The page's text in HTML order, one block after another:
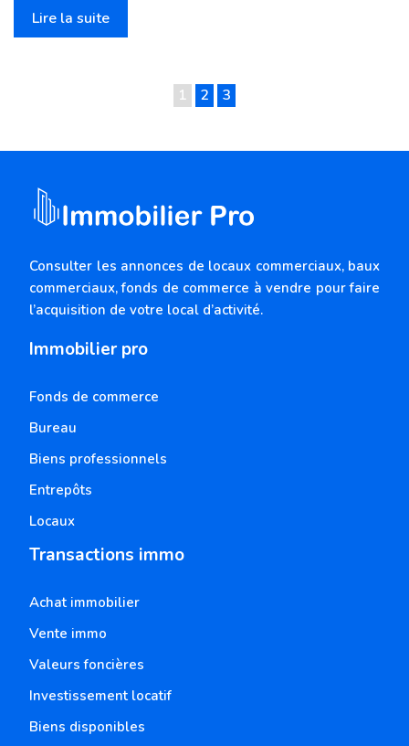
Lire la suite
1 2 3
Consulter les annonces de locaux commerciaux, baux
commerciaux, fonds de commerce à vendre pour faire
l’acquisition de votre local d’activité.
Immobilier pro
Fonds de commerce
Bureau
Biens professionnels
Entrepôts
Locaux
Transactions immo
Achat immobilier
Vente immo
Valeurs foncières
Investissement locatif
Biens disponibles